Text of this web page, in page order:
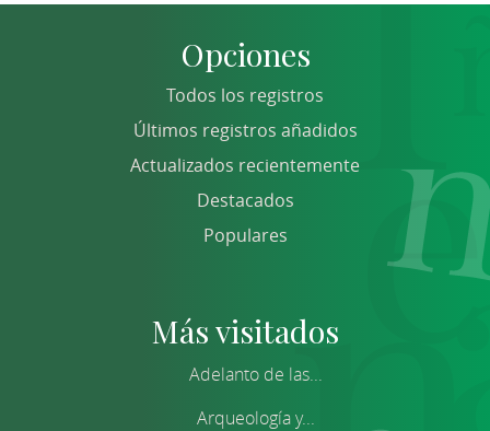
Opciones
Todos los registros
Últimos registros añadidos
Actualizados recientemente
Destacados
Populares
Más visitados
Adelanto de las...
Arqueología y...